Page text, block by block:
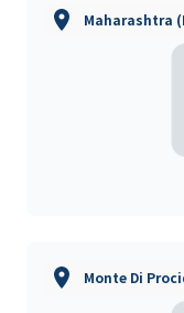
Maharashtra
Monte Di